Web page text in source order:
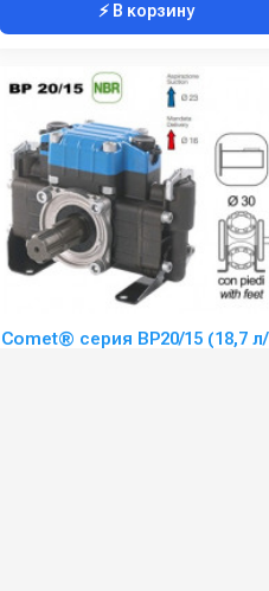
⚡ В корзину
Comet® серия ВP20/15 (18,7 л/